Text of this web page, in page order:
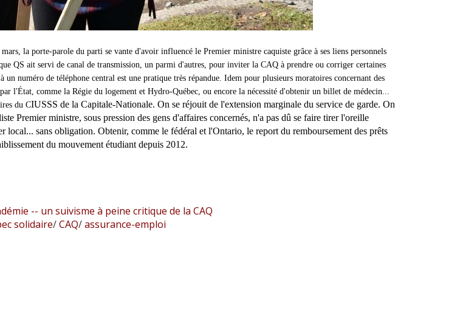
la porte-parole du parti se vante d'avoir influencé le Premier ministre caquiste grâce à ses liens personnels
QS ait servi de canal de transmission, un parmi d'autres, pour inviter la CAQ à prendre ou corriger certaines
un numéro de téléphone central est une pratique très répandue. Idem pour plusieurs moratoires concernant des
l'État, comme la Régie du logement et Hydro-Québec, ou encore la nécessité d'obtenir un billet de médecin...
du CIUSSS de la Capitale-Nationale. On se réjouit de l'extension marginale du service de garde. On
Premier ministre, sous pression des gens d'affaires concernés, n'a pas dû se faire tirer l'oreille
local... sans obligation. Obtenir, comme le fédéral et l'Ontario, le report du remboursement des prêts
du mouvement étudiant depuis 2012.
-- un suivisme à peine critique de la CAQ
solidaire/CAQ/assurance-emploi